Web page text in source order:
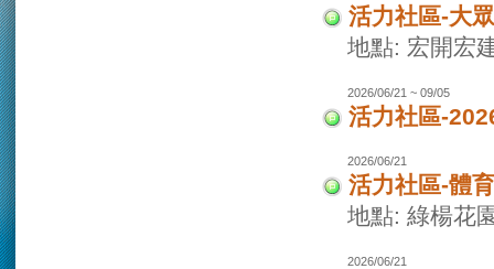
活力社區-大
地點: 宏開宏
2026/06/21 ~ 09/05
活力社區-
2026/06/21
活力社區-體
地點: 綠楊花
2026/06/21